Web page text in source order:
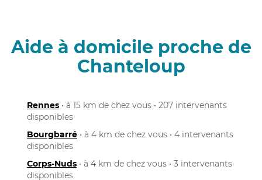
Aide à domicile proche de
Chanteloup
Rennes • à 15 km de chez vous • 207 intervenants
disponibles
Bourgbarré • à 4 km de chez vous • 4 intervenants
disponibles
Corps-Nuds • à 4 km de chez vous • 3 intervenants
disponibles